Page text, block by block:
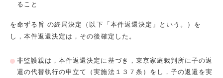
ること
を命ずる旨 の終局決定（以下「本件返還決定」という。）を
し，本件返還決定は，その後確定した。
非監護親は，本件返還決定に基づき，東京家庭裁判所に子の返
還の代替執行の申立て（実施法１３７条）をし，子の返還を実